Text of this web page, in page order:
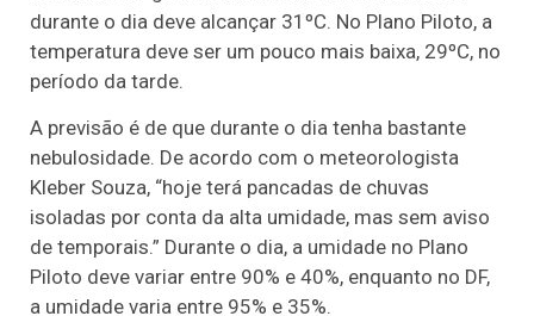
durante o dia deve alcançar 31ºC. No Plano Piloto, a
temperatura deve ser um pouco mais baixa, 29ºC, no
período da tarde.
A previsão é de que durante o dia tenha bastante
nebulosidade. De acordo com o meteorologista
Kleber Souza, “hoje terá pancadas de chuvas
isoladas por conta da alta umidade, mas sem aviso
de temporais.” Durante o dia, a umidade no Plano
Piloto deve variar entre 90% e 40%, enquanto no DF,
a umidade varia entre 95% e 35%.